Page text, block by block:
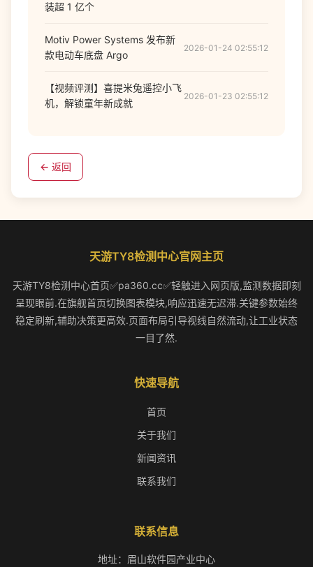
装超 1 亿个
Motiv Power Systems 发布新
款电动车底盘 Argo
2026-01-24 02:55:12
【视频评测】喜提米兔遥控小飞
机，解锁童年新成就
2026-01-23 02:55:12
← 返回
天游TY8检测中心官网主页
天游TY8检测中心首页✅pa360.cc✅轻触进入网页版,监测数据即刻
呈现眼前.在旗舰首页切换图表模块,响应迅速无迟滞.关键参数始终
稳定刷新,辅助决策更高效.页面布局引导视线自然流动,让工业状态
一目了然.
快速导航
首页
关于我们
新闻资讯
联系我们
联系信息
地址：眉山软件园产业中心